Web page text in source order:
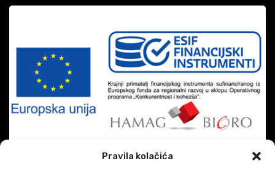
Pravila kolačića